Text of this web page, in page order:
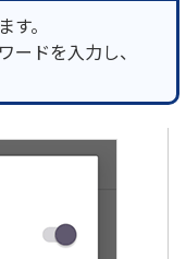
。
ードを入力し、